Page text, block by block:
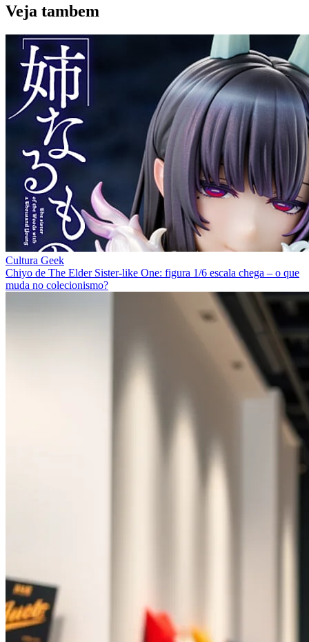
Veja tambem
Cultura Geek
Chiyo de The Elder Sister-like One: figura 1/6 escala chega – o que
muda no colecionismo?